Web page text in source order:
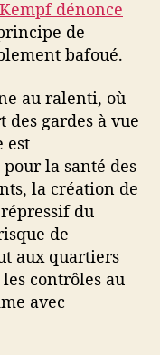
dénonce
de
bafoué.
au ralenti, où
des gardes à vue
est
la santé des
la création de
du
de
aux quartiers
contrôles au
avec